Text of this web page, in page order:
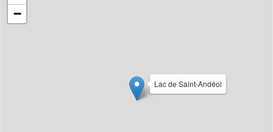
Lac de Saint-Andéol
−